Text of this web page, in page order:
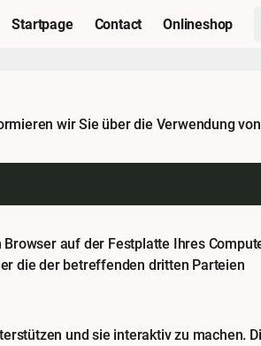
Startpage Contact Onlineshop
wir Sie über die Verwendung
auf der Festplatte Ihres
die der betreffenden dritten Parteien
und sie interaktiv zu machen.